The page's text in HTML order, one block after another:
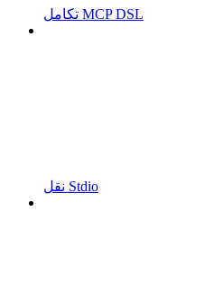
تكامل MCP DSL
نقل Stdio